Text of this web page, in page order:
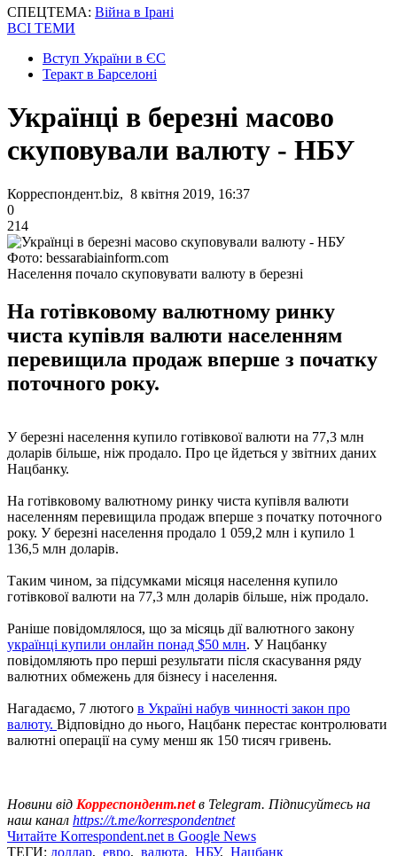
СПЕЦТЕМА: Війна в Ірані
ВСІ ТЕМИ
Вступ України в ЄС
Теракт в Барселоні
Українці в березні масово
скуповували валюту - НБУ
Корреспондент.biz, 8 квітня 2019, 16:37
0
214
Фото: bessarabiainform.com
Населення почало скуповувати валюту в березні
На готівковому валютному ринку
чиста купівля валюти населенням
перевищила продаж вперше з початку
поточного року.
У березні населення купило готівкової валюти на 77,3 млн
доларів більше, ніж продало. Про це йдеться у звітних даних
Нацбанку.
На готівковому валютному ринку чиста купівля валюти
населенням перевищила продаж вперше з початку поточного
року. У березні населення продало 1 059,2 млн і купило 1
136,5 млн доларів.
Таким чином, за підсумками місяця населення купило
готівкової валюти на 77,3 млн доларів більше, ніж продало.
Раніше повідомлялося, що за місяць дії валютного закону
українці купили онлайн понад $50 млн. У Нацбанку
повідомляють про перші результати після скасування ряду
валютних обмежень для бізнесу і населення.
Нагадаємо, 7 лютого в Україні набув чинності закон про
валюту. Відповідно до нього, Нацбанк перестає контролювати
валютні операції на суму менш як 150 тисяч гривень.
Новини від Корреспондент.netв Telegram. Підписуйтесь на
наш канал https://t.me/korrespondentnet
Читайте Korrespondent.net в Google News
ТЕГИ: доллар, евро, валюта, НБУ, Нацбанк